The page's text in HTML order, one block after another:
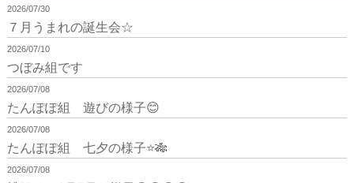
2026/07/30
７月うまれの誕生会☆
2026/07/10
つぼみ組です
2026/07/08
たんぽぽ組 遊びの様子😊
2026/07/08
たんぽぽ組 七夕の様子⭐🎋
2026/07/08